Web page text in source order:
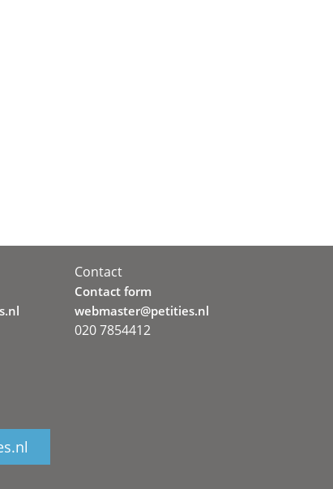
Contact
Contact form
webmaster@petities.nl
020 7854412